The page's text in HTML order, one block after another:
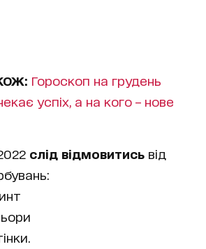
Гороскоп на грудень
успіх, а на кого – нове
слід відмовитись від